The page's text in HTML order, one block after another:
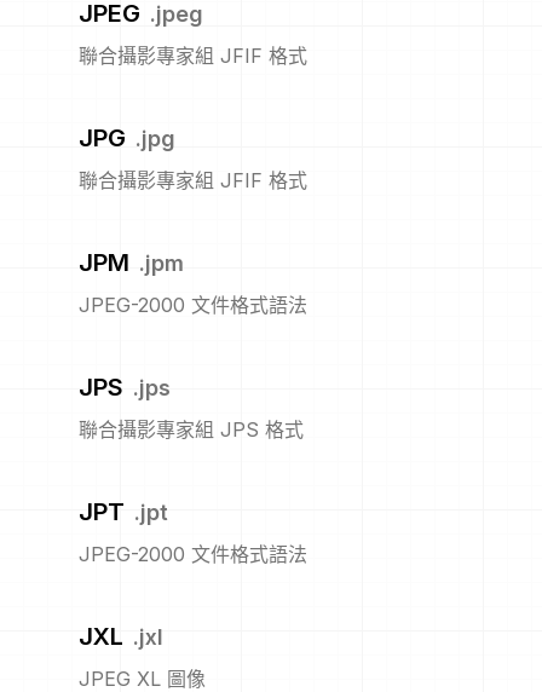
JPEG .jpeg
聯合攝影專家組 JFIF 格式
JPG .jpg
聯合攝影專家組 JFIF 格式
JPM .jpm
JPEG-2000 文件格式語法
JPS .jps
聯合攝影專家組 JPS 格式
JPT .jpt
JPEG-2000 文件格式語法
JXL .jxl
JPEG XL 圖像